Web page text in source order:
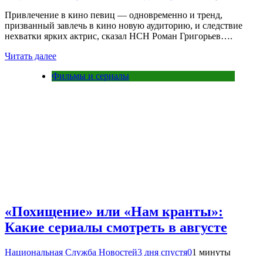
Привлечение в кино певиц — одновременно и тренд,
призванный завлечь в кино новую аудиторию, и следствие
нехватки ярких актрис, сказал НСН Роман Григорьев….
Читать далее
Фильмы и сериалы
«Похищение» или «Нам кранты»:
Какие сериалы смотреть в августе
Национальная Служба Новостей3 дня спустя01 минуты